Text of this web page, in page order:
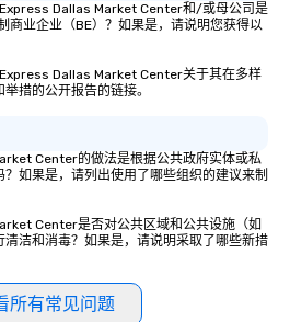
Dallas Market Center和/或母公司是
商业企业（BE）？如果是，请说明您获得以
Dallas Market Center关于其在多样
措的公开报告的链接。
Center的做法是根据公共政府实体或私
如果是，请列出使用了哪些组织的建议来制
Center是否对公共区域和公共设施（如
洁和消毒？如果是，请说明采取了哪些新措
所有常见问题